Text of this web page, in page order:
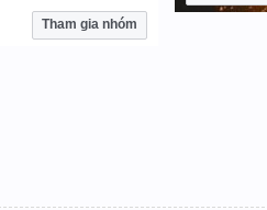
Tham gia nhóm